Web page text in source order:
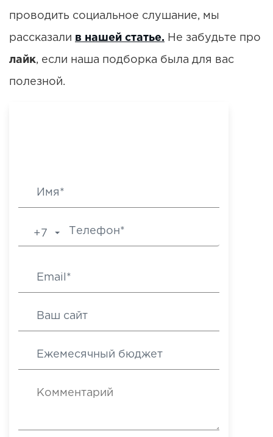
проводить социальное слушание, мы
рассказали в нашей статье. Не забудьте про
лайк, если наша подборка была для вас
полезной.
+7